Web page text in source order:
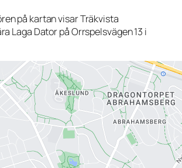
på kartan visar Träkvista
Laga Dator på Orrspelsvägen 13 i